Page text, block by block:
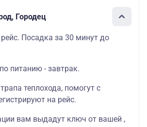
Городец
Посадка за 30 минут до
питанию - завтрак.
теплохода, помогут с
на рейс.
вам выдадут ключ от вашей ,